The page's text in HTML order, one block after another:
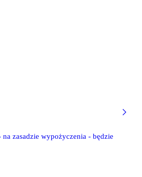
zasadzie wypożyczenia - będzie